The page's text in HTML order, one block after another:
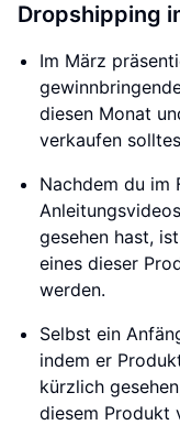
Dropshipping
Im März
diesen Monat
verkaufen
Nachdem du im
gesehen hast,
eines dieser
werden.
Selbst ein
indem er
kürzlich
diesem Produkt